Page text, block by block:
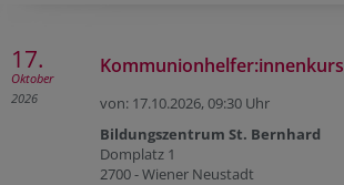
17.
Oktober
2026
Kommunionhelfer:innenkurs
von: 17.10.2026,09:30 Uhr
Bildungszentrum St. Bernhard
Domplatz 1
2700 - Wiener Neustadt